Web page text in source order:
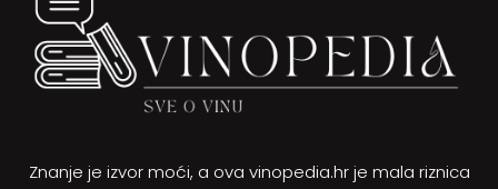
Znanje je izvor moći, a ova vinopedia.hr je mala riznica